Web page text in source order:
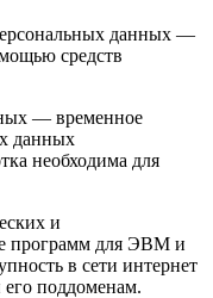
данных —
средств
— временное
данных
необходима для
и
программ для ЭВМ и
в сети интернет
поддоменам.